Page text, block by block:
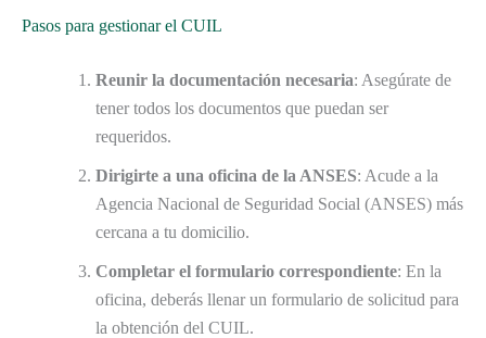
Pasos para gestionar el CUIL
Reunir la documentación necesaria: Asegúrate de
tener todos los documentos que puedan ser
requeridos.
Dirigirte a una oficina de la ANSES: Acude a la
Agencia Nacional de Seguridad Social (ANSES) más
cercana a tu domicilio.
Completar el formulario correspondiente: En la
oficina, deberás llenar un formulario de solicitud para
la obtención del CUIL.